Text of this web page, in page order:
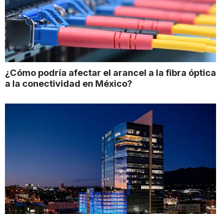
¿Cómo podría afectar el arancel a la fibra óptica
a la conectividad en México?